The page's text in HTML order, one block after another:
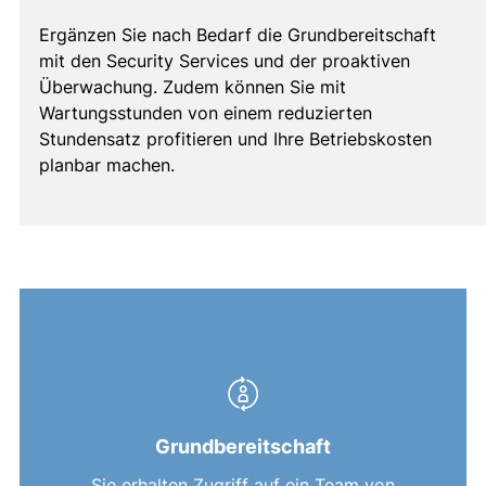
Ergänzen Sie nach Bedarf die Grundbereitschaft
mit den Security Services und der proaktiven
Überwachung. Zudem können Sie mit
Wartungsstunden von einem reduzierten
Stundensatz profitieren und Ihre Betriebskosten
planbar machen.
Grundbereitschaft